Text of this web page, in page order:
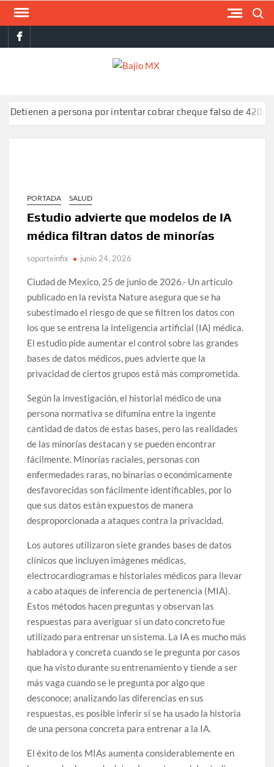
Saltar
contenidofacebook
a persona por intentar cobrar cheque falso de 420,000
PORTADA SALUD
Estudio advierte que modelos de IA
médica filtran datos de minorías
soporteinfix junio 24, 2026
Ciudad de Mexico, 25 de junio de 2026.- Un artículo
publicado en la revista Nature asegura que se ha
subestimado el riesgo de que se filtren los datos con
los que se entrena la inteligencia artificial (IA) médica.
El estudio pide aumentar el control sobre las grandes
bases de datos médicos, pues advierte que la
privacidad de ciertos grupos está más comprometida.
Según la investigación, el historial médico de una
persona normativa se difumina entre la ingente
cantidad de datos de estas bases, pero las realidades
de las minorías destacan y se pueden encontrar
fácilmente. Minorías raciales, personas con
enfermedades raras, no binarias o económicamente
desfavorecidas son fácilmente identificables, por lo
que sus datos están expuestos de manera
desproporcionada a ataques contra la privacidad.
Los autores utilizaron siete grandes bases de datos
clínicos que incluyen imágenes médicas,
electrocardiogramas e historiales médicos para llevar
a cabo ataques de inferencia de pertenencia (MIA).
Estos métodos hacen preguntas y observan las
respuestas para averiguar si un dato concreto fue
utilizado para entrenar un sistema. La IA es mucho más
habladora y concreta cuando se le pregunta por casos
que ha visto durante su entrenamiento y tiende a ser
más vaga cuando se le pregunta por algo que
desconoce; analizando las diferencias en sus
respuestas, es posible inferir si se ha usado la historia
de una persona concreta para entrenar a la IA.
El éxito de los MIAs aumenta considerablemente en